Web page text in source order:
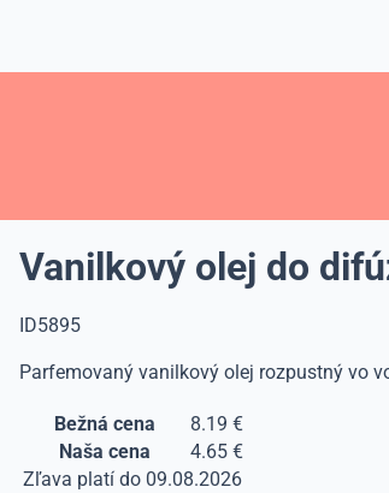
Vanilkový olej do
ID5895
Parfemovaný vanilkový olej rozpustný vo
Bežná cena
8.19 €
Naša cena
4.65 €
Zľava platí do 09.08.2026